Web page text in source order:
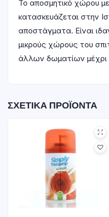
​Το αποσμητικό χώρου
κατασκευάζεται στην
αποστάγματα. Είναι
μικρούς χώρους του
άλλων δωματίων μέχρι
ΣΧΕΤΙΚΆ ΠΡΟΪΌΝΤΑ